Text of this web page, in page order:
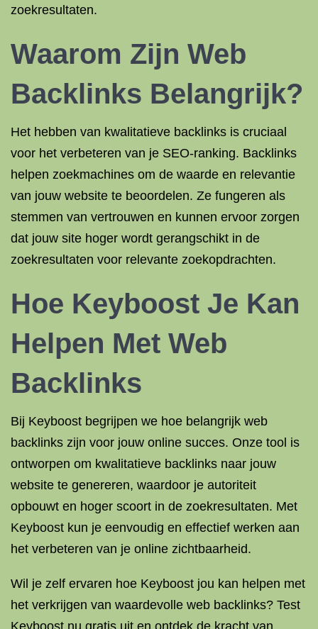
zoekresultaten.
Waarom Zijn Web
Backlinks Belangrijk?
Het hebben van kwalitatieve backlinks is cruciaal
voor het verbeteren van je SEO-ranking. Backlinks
helpen zoekmachines om de waarde en relevantie
van jouw website te beoordelen. Ze fungeren als
stemmen van vertrouwen en kunnen ervoor zorgen
dat jouw site hoger wordt gerangschikt in de
zoekresultaten voor relevante zoekopdrachten.
Hoe Keyboost Je Kan
Helpen Met Web
Backlinks
Bij Keyboost begrijpen we hoe belangrijk web
backlinks zijn voor jouw online succes. Onze tool is
ontworpen om kwalitatieve backlinks naar jouw
website te genereren, waardoor je autoriteit
opbouwt en hoger scoort in de zoekresultaten. Met
Keyboost kun je eenvoudig en effectief werken aan
het verbeteren van je online zichtbaarheid.
Wil je zelf ervaren hoe Keyboost jou kan helpen met
het verkrijgen van waardevolle web backlinks? Test
Keyboost nu gratis uit en ontdek de kracht van